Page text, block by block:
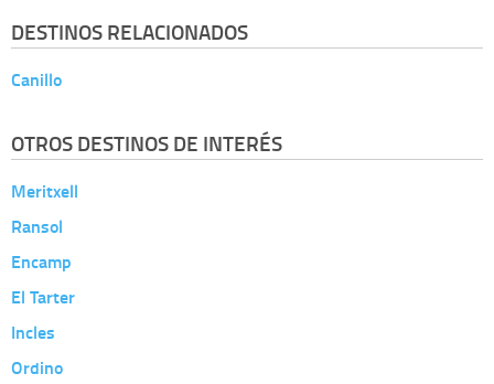
DESTINOS RELACIONADOS
Canillo
OTROS DESTINOS DE INTERÉS
Meritxell
Ransol
Encamp
El Tarter
Incles
Ordino